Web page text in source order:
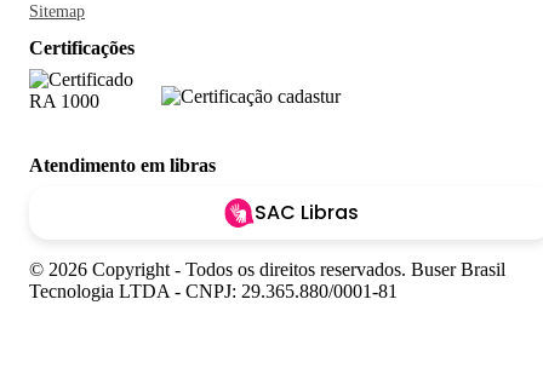
Sitemap
Certificações
Atendimento em libras
SAC Libras
© 2026 Copyright - Todos os direitos reservados. Buser Brasil
Tecnologia LTDA - CNPJ: 29.365.880/0001-81